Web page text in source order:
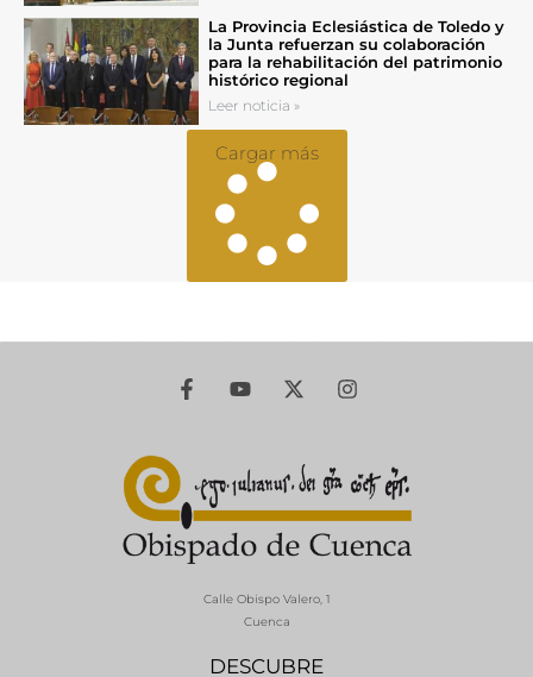
La Provincia Eclesiástica de Toledo y
la Junta refuerzan su colaboración
para la rehabilitación del patrimonio
histórico regional
Leer noticia »
Cargar más
DESCUBRE
Calle Obispo Valero, 1
Cuenca